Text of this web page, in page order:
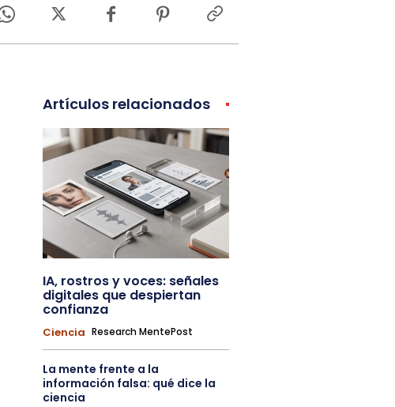
Artículos relacionados
IA, rostros y voces: señales
digitales que despiertan
confianza
Ciencia Research MentePost
La mente frente a la
información falsa: qué dice la
ciencia